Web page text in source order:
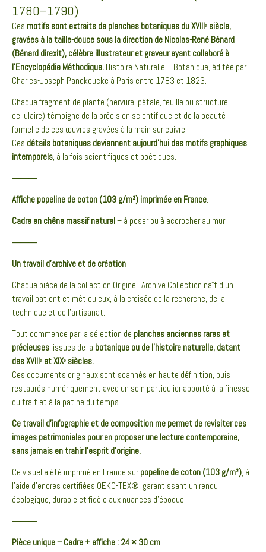
1780–1790)
Ces motifs sont extraits de planches botaniques du XVIIIᵉ siècle,
gravées à la taille-douce sous la direction de Nicolas-René Bénard
(Bénard direxit), célèbre illustrateur et graveur ayant collaboré à
l’Encyclopédie Méthodique. Histoire Naturelle – Botanique, éditée par
Charles-Joseph Panckoucke à Paris entre 1783 et 1823.
Chaque fragment de plante (nervure, pétale, feuille ou structure
cellulaire) témoigne de la précision scientifique et de la beauté
formelle de ces œuvres gravées à la main sur cuivre.
Ces détails botaniques deviennent aujourd’hui des motifs graphiques
intemporels, à la fois scientifiques et poétiques.
⸻
Affiche popeline de coton (103 g/m²) imprimée en France.
Cadre en chêne massif naturel– à poser ou à accrocher au mur.
⸻
Un travail d’archive et de création
Chaque pièce de la collection Origine · Archive Collection naît d’un
travail patient et méticuleux, à la croisée de la recherche, de la
technique et de l’artisanat.
Tout commence par la sélection de planches anciennes rares et
précieuses, issues de la botanique ou de l’histoire naturelle, datant
des XVIIIᵉ et XIXᵉ siècles.
Ces documents originaux sont scannés en haute définition, puis
restaurés numériquement avec un soin particulier apporté à la finesse
du trait et à la patine du temps.
Ce travail d’infographie et de composition me permet de revisiter ces
images patrimoniales pour en proposer une lecture contemporaine,
sans jamais en trahir l’esprit d’origine.
Ce visuel a été imprimé en France surpopeline de coton (103 g/m²), à
l’aide d’encres certifiées OEKO-TEX®, garantissant un rendu
écologique, durable et fidèle aux nuances d’époque.
⸻
Pièce unique – Cadre + affiche : 24 × 30 cm